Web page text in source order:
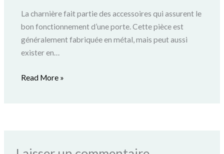
La charnière fait partie des accessoires qui assurent le
bon fonctionnement d’une porte. Cette pièce est
généralement fabriquée en métal, mais peut aussi
exister en…
Read More »